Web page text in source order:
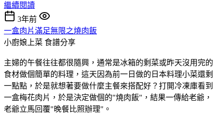
繼續閱讀
3年前
一盒肉片滿足無限之燒肉飯
小廚娘上菜 食譜分享
主婦的午餐往往都很隨興，通常是冰箱的剩菜或昨天沒用完的
食材做個簡單的料理，這天因為前一日做的日本料理小菜還剩
一點點，於是就想著要做什麼主餐來搭配好？打開冷凍庫看到
一盒梅花肉片，於是決定做個的"燒肉飯"，結果一傳給老爺，
老爺立馬回覆"晚餐比照辦理"。